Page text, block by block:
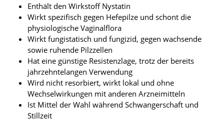
Enthält den Wirkstoff Nystatin
Wirkt spezifisch gegen Hefepilze und schont die
physiologische Vaginalflora
Wirkt fungistatisch und fungizid, gegen wachsende
sowie ruhende Pilzzellen
Hat eine günstige Resistenzlage, trotz der bereits
jahrzehntelangen Verwendung
Wird nicht resorbiert, wirkt lokal und ohne
Wechselwirkungen mit anderen Arzneimitteln
Ist Mittel der Wahl während Schwangerschaft und
Stillzeit